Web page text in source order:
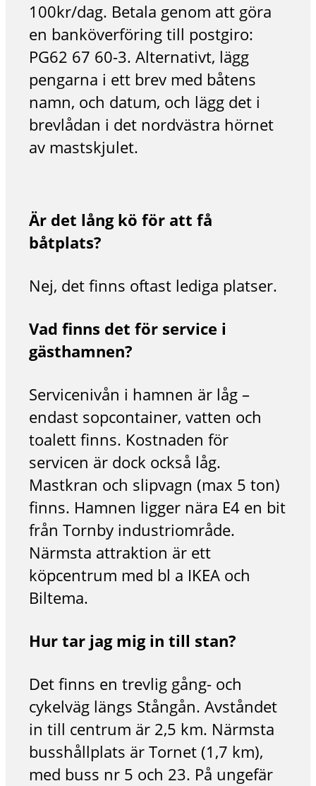
100kr/dag. Betala genom att göra
en banköverföring till postgiro:
PG62 67 60-3. Alternativt, lägg
pengarna i ett brev med båtens
namn, och datum, och lägg det i
brevlådan i det nordvästra hörnet
av mastskjulet.
Är det lång kö för att få
båtplats?
Nej, det finns oftast lediga platser.
Vad finns det för service i
gästhamnen?
Servicenivån i hamnen är låg –
endast sopcontainer, vatten och
toalett finns. Kostnaden för
servicen är dock också låg.
Mastkran och slipvagn (max 5 ton)
finns. Hamnen ligger nära E4 en bit
från Tornby industriområde.
Närmsta attraktion är ett
köpcentrum med bl a IKEA och
Biltema.
Hur tar jag mig in till stan?
Det finns en trevlig gång- och
cykelväg längs Stångån. Avståndet
in till centrum är 2,5 km. Närmsta
busshållplats är Tornet (1,7 km),
med buss nr 5 och 23. På ungefär